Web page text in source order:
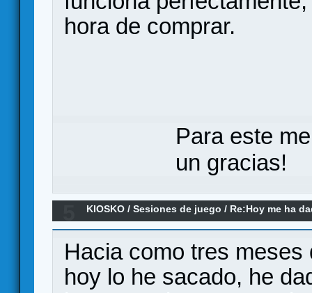
hora de comprar.
Para este
un gracias!
KIOSKO /Sesiones de juego / Re:Hoy me ha
Hacia como tres
hoy lo he sacado, he